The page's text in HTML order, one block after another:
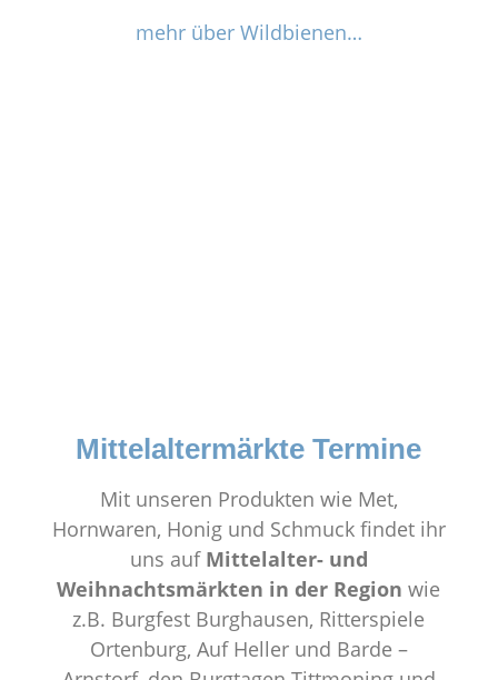
mehr über Wildbienen…
Mittelaltermärkte Termine
Mit unseren Produkten wie Met,
Hornwaren, Honig und Schmuck findet ihr
uns auf Mittelalter- und
Weihnachtsmärkten in der Region wie
z.B. Burgfest Burghausen, Ritterspiele
Ortenburg, Auf Heller und Barde –